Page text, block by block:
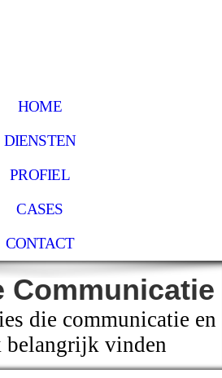
HOME
DIENSTEN
PROFIEL
CASES
CONTACT
Communicatie
die communicatie en
belangrijk vinden